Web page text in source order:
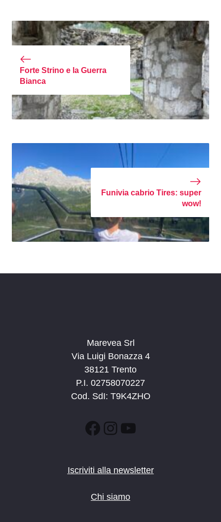
Forte Strino e la Guerra
Bianca
Funivia cabrio Tires: super
wow!
Marevea Srl
Via Luigi Bonazza 4
38121 Trento
P.I. 02758070227
Cod. SdI: T9K4ZHO
Facebook
Instagram
YouTube
Iscriviti alla newsletter
Chi siamo